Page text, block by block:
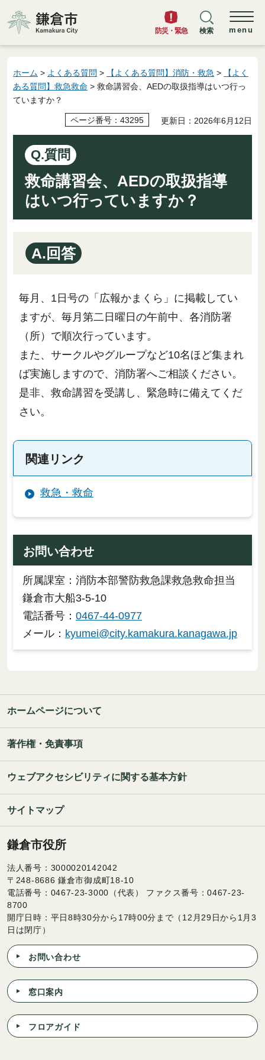
鎌倉市
防災・緊急 検索 menu
ホーム > よくある質問 > 【よくある質問】消防・救急 >
【よく
ある質問】救急救命 > 救命講習会、AEDの取扱指導はいつ行っ
ていますか？
ページ番号：43295 更新日：2026年6月12日
Q.質問
救命講習会、AEDの取扱指導
はいつ行っていますか？
A.回答
毎月、1日号の「広報かまくら」に掲載してい
ますが、毎月第二日曜日の午前中、各消防署
（所）で順次行っています。
また、サークルやグループなど10名ほど集まれ
ば実施しますので、消防署へご相談ください。
是非、救命講習を受講し、緊急時に備えてくだ
さい。
関連リンク
救急・救命
お問い合わせ
所属課室：消防本部警防救急課救急救命担当
鎌倉市大船3-5-10
電話番号： 0467-44-0977
メール： kyumei@city.kamakura.kanagawa.jp
ホームページについて
著作権・免責事項
ウェブアクセシビリティに関する基本方針
サイトマップ
鎌倉市役所
法人番号：3000020142042
〒248-8686 鎌倉市御成町18-10
電話番号：0467-23-3000（代表） ファクス番号：0467-23-
8700
開庁日時：平日8時30分から17時00分まで（12月29日から1月3
日は閉庁）
お問い合わせ
窓口案内
フロアガイド